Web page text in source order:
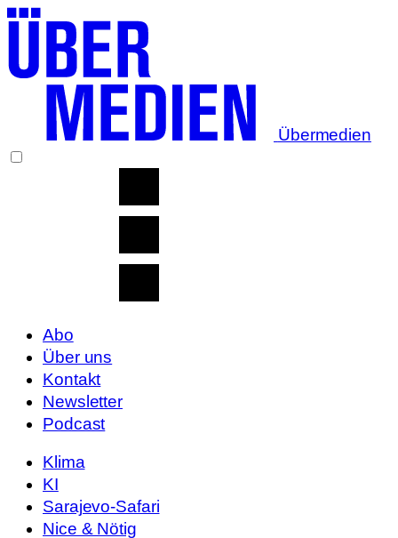
Übermedien
Abo
Über uns
Kontakt
Newsletter
Podcast
Klima
KI
Sarajevo-Safari
Nice & Nötig